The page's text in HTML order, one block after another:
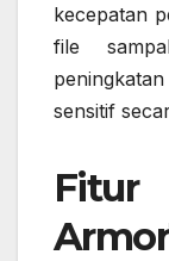
kecepatan
file
sensitif